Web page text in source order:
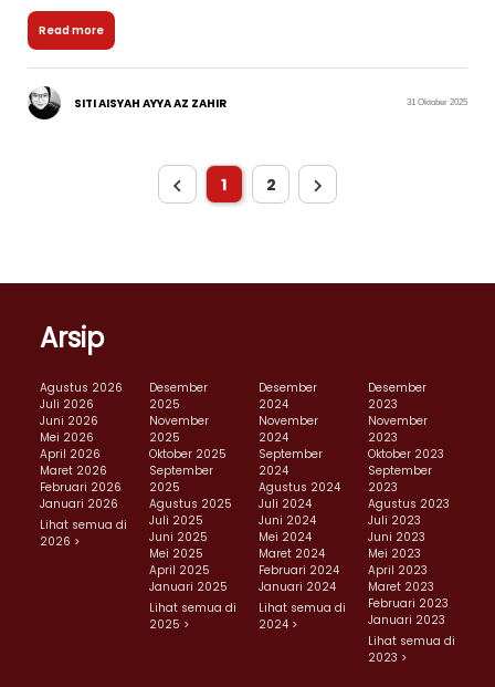
Read more
SITI AISYAH AYYA AZ ZAHIR 31 Oktober 2025
1 2
Arsip
Agustus 2026
Juli 2026
Juni 2026
Mei 2026
April 2026
Maret 2026
Februari 2026
Januari 2026
Lihat semua di
2026 >
Desember
2025
November
2025
Oktober 2025
September
2025
Agustus 2025
Juli 2025
Juni 2025
Mei 2025
April 2025
Januari 2025
Lihat semua di
2025 >
Desember
2024
November
2024
September
2024
Agustus 2024
Juli 2024
Juni 2024
Mei 2024
Maret 2024
Februari 2024
Januari 2024
Lihat semua di
2024 >
Desember
2023
November
2023
Oktober 2023
September
2023
Agustus 2023
Juli 2023
Juni 2023
Mei 2023
April 2023
Maret 2023
Februari 2023
Januari 2023
Lihat semua di
2023 >